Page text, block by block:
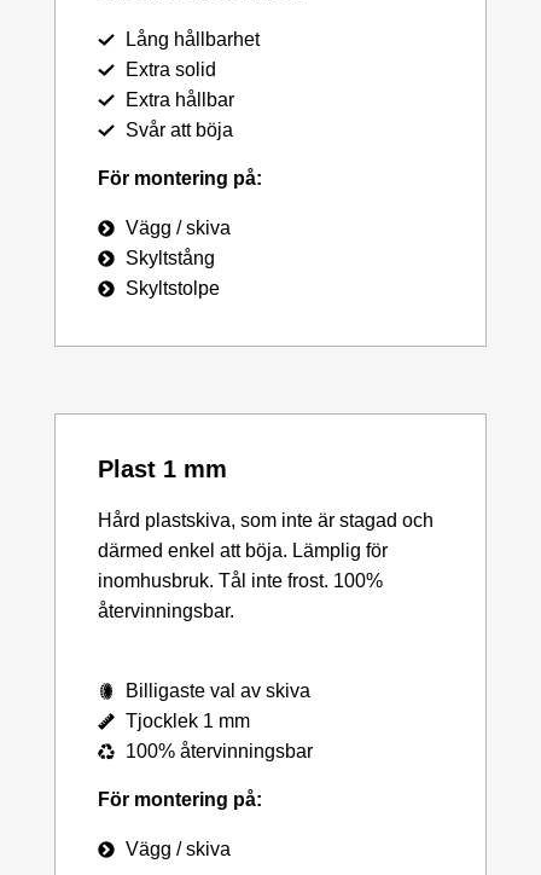
Lång hållbarhet
Extra solid
Extra hållbar
Svår att böja
För montering på:
Vägg / skiva
Skyltstång
Skyltstolpe
Plast 1 mm
Hård plastskiva, som inte är stagad och
därmed enkel att böja. Lämplig för
inomhusbruk. Tål inte frost. 100%
återvinningsbar.
Billigaste val av skiva
Tjocklek 1 mm
100% återvinningsbar
För montering på:
Vägg / skiva